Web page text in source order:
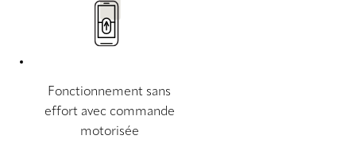
Fonctionnement sans
effort avec commande
motorisée